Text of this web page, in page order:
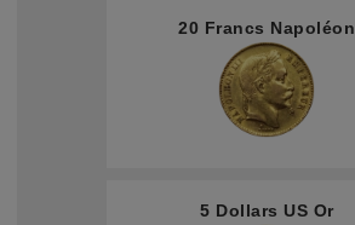
20 Francs Napoléon
5 Dollars US Or